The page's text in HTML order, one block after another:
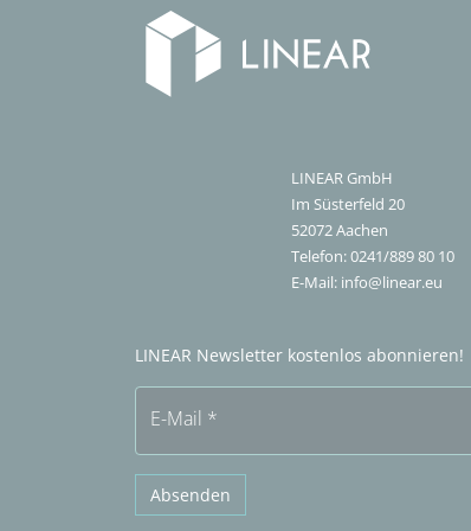
LINEAR GmbH
Im Süsterfeld 20
52072Aachen
Telefon:0241/889 80 10
E-Mail: info@linear.eu
LINEAR Newsletter kostenlos abonnieren!
E-Mail *
Absenden